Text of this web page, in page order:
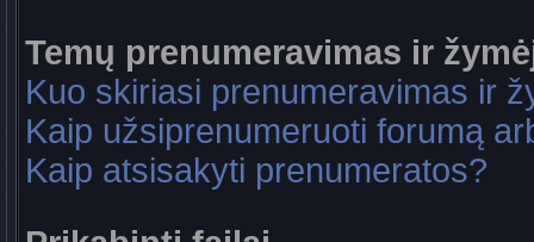
Temų prenumeravimas ir
Kuo skiriasi prenumeravimas ir
Kaip užsiprenumeruoti forumą
Kaip atsisakyti prenumeratos?